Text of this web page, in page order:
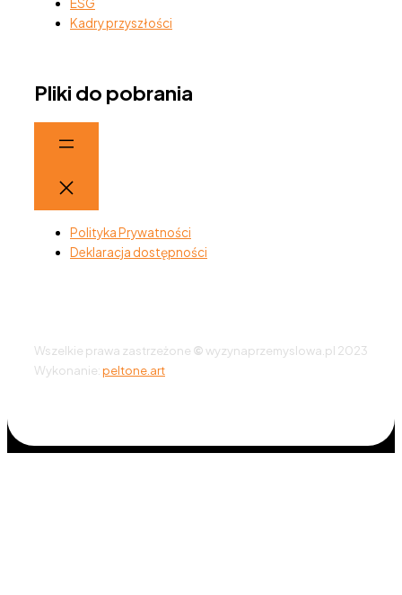
Kadry przyszłości
Pliki do pobrania
Polityka Prywatności
Deklaracja dostępności
Wszelkie prawa zastrzeżone ©wyzynaprzemyslowa.pl 2023
Wykonanie:peltone.art